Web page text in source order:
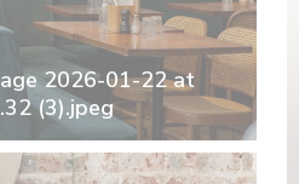
2026-01-22 at
(3).jpeg